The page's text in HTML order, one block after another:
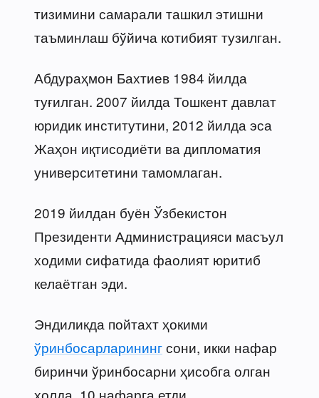
тизимини самарали ташкил этишни
таъминлаш бўйича котибият тузилган.
Абдураҳмон Бахтиев 1984 йилда
туғилган. 2007 йилда Тошкент давлат
юридик институтини, 2012 йилда эса
Жаҳон иқтисодиёти ва дипломатия
университетини тамомлаган.
2019 йилдан буён Ўзбекистон
Президенти Администрацияси масъул
ходими сифатида фаолият юритиб
келаётган эди.
Эндиликда пойтахт ҳокими
ўринбосарларинингсони, икки нафар
биринчи ўринбосарни ҳисобга олган
ҳолда, 10 нафарга етди.